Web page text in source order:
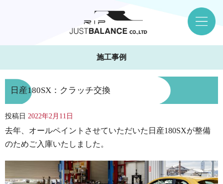
施工事例
日産180SX：クラッチ交換
投稿日 2022年2月11日
去年、オールペイントさせていただいた日産180SXが整備
のためご入庫いたしました。